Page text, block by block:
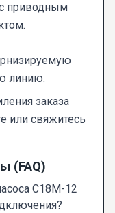
приводным
линию.
заказа
или свяжитесь
(FAQ)
С18М-12